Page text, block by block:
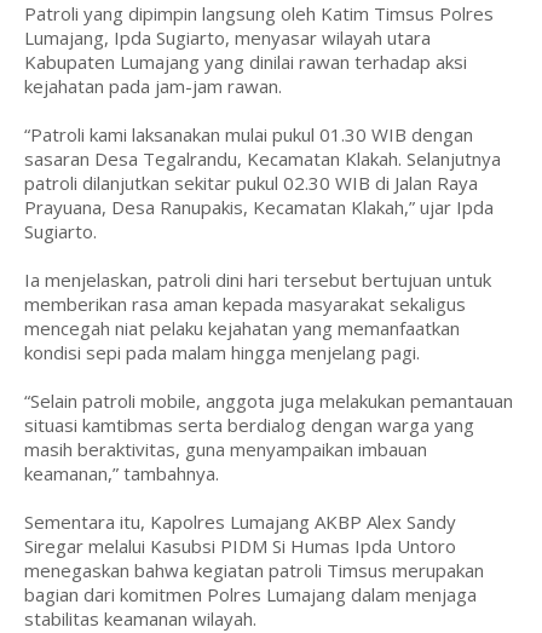
Patroli yang dipimpin langsung oleh Katim Timsus Polres
Lumajang, Ipda Sugiarto, menyasar wilayah utara
Kabupaten Lumajang yang dinilai rawan terhadap aksi
kejahatan pada jam-jam rawan.
“Patroli kami laksanakan mulai pukul 01.30 WIB dengan
sasaran Desa Tegalrandu, Kecamatan Klakah. Selanjutnya
patroli dilanjutkan sekitar pukul 02.30 WIB di Jalan Raya
Prayuana, Desa Ranupakis, Kecamatan Klakah,” ujar Ipda
Sugiarto.
Ia menjelaskan, patroli dini hari tersebut bertujuan untuk
memberikan rasa aman kepada masyarakat sekaligus
mencegah niat pelaku kejahatan yang memanfaatkan
kondisi sepi pada malam hingga menjelang pagi.
“Selain patroli mobile, anggota juga melakukan pemantauan
situasi kamtibmas serta berdialog dengan warga yang
masih beraktivitas, guna menyampaikan imbauan
keamanan,” tambahnya.
Sementara itu, Kapolres Lumajang AKBP Alex Sandy
Siregar melalui Kasubsi PIDM Si Humas Ipda Untoro
menegaskan bahwa kegiatan patroli Timsus merupakan
bagian dari komitmen Polres Lumajang dalam menjaga
stabilitas keamanan wilayah.